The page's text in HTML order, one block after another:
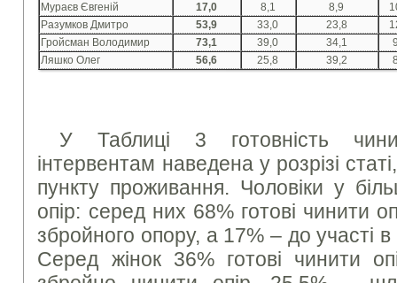
Мураєв Євгеній
17,0 8,1 8,9
Разумков Дмитро
53,9 33,0 23,8
Гройсман Володимир
73,1 39,0 34,1
Ляшко Олег
56,6 25,8 39,2
У Таблиці 3 готовність
інтервентам наведена у розрізі
пункту проживання. Чоловіки у
опір: серед них 68% готові чинити
збройного опору, а 17% – до участі
Серед жінок 36% готові чинити